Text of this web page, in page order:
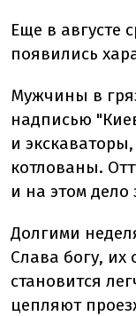
Еще в августе
появились
Мужчины в
надписью
и
котлованы.
и на этом дело
Долгими
Слава богу, их
становится
цепляют